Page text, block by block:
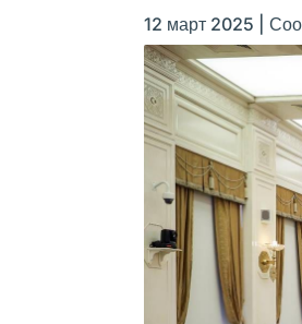
12 март 2025